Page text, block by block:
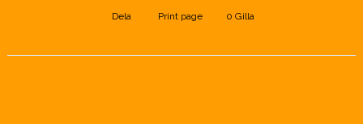
Dela Print page 0 Gilla